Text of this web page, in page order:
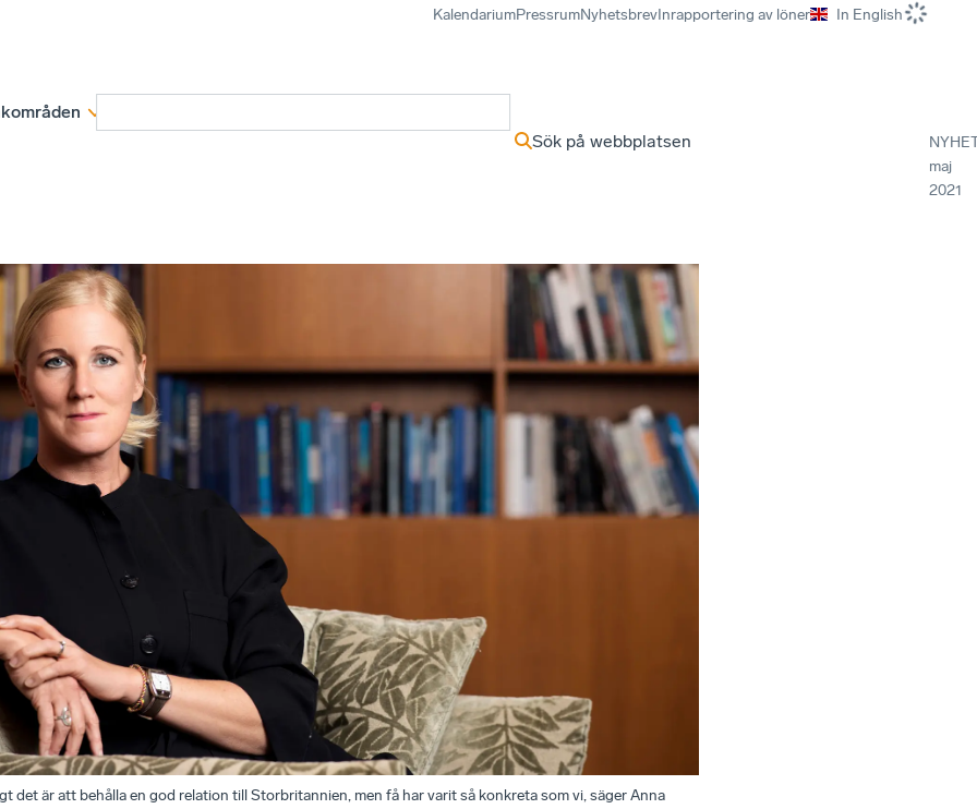
KalendariumPressrumNyhetsbrevInrapportering av löner In English
Sök på webbplatsen
maj
2021
det är att behålla en god relation till Storbritannien, men få har varit så konkreta som vi, säger Anna